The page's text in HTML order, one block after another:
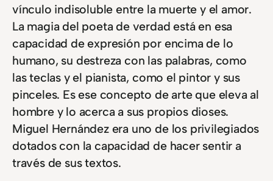
vínculo indisoluble entre la muerte y el amor.
La magia del poeta de verdad está en esa
capacidad de expresión por encima de lo
humano, su destreza con las palabras, como
las teclas y el pianista, como el pintor y sus
pinceles. Es ese concepto de arte que eleva al
hombre y lo acerca a sus propios dioses.
Miguel Hernández era uno de los privilegiados
dotados con la capacidad de hacer sentir a
través de sus textos.